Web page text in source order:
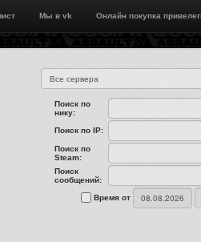
Мы в vk Онлайн покупка
Поиск по
нику:
Поиск по IP:
Поиск по
Steam:
Поиск
сообщений:
Время от